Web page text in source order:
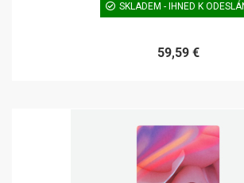
SKLADEM - IHNED K
59,59 €